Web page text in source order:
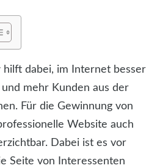
hilft dabei, im Internet besser
mehr Kunden aus der
Für die Gewinnung von
Website auch
Dabei ist es vor
Seite von Interessenten